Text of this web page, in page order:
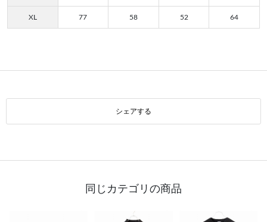
XL 77 58 52 64
シェアする
同じカテゴリの商品